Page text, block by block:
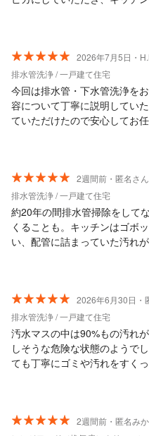
スフリーです。 聞きたい事
が、私は大満足です。 ぜひま
2026年7月5日・
排水管洗浄 / 一戸建て住宅
今回は排水管・下水管洗浄をお願いしまし
容について丁寧に説明してい
ていただけたので安心してお任せできまし
かつ丁寧で、終了後には施工
で安心してお願いできる業者さんです。 また機会
願いしたいと思います。ありが
2週間前・匿名さん
排水管洗浄 / 一戸建て住宅
約20年の間排水管掃除をして
くることも。キッチンはゴボ
い、配管に詰まっていた汚れ
らい良かったと思いました。
2026年6月30日・
排水管洗浄 / 一戸建て住宅
汚水マスの中は90%もの汚れ
しそうな危険な状態のようで
ても丁寧にゴミや汚れをすく
ざいました。 2週間前・匿名み